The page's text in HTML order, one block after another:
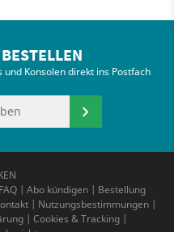
Konsolen direkt ins Postfach
| Abo kündigen| Bestellung
| Nutzungsbestimmungen |
| Cookies & Tracking|